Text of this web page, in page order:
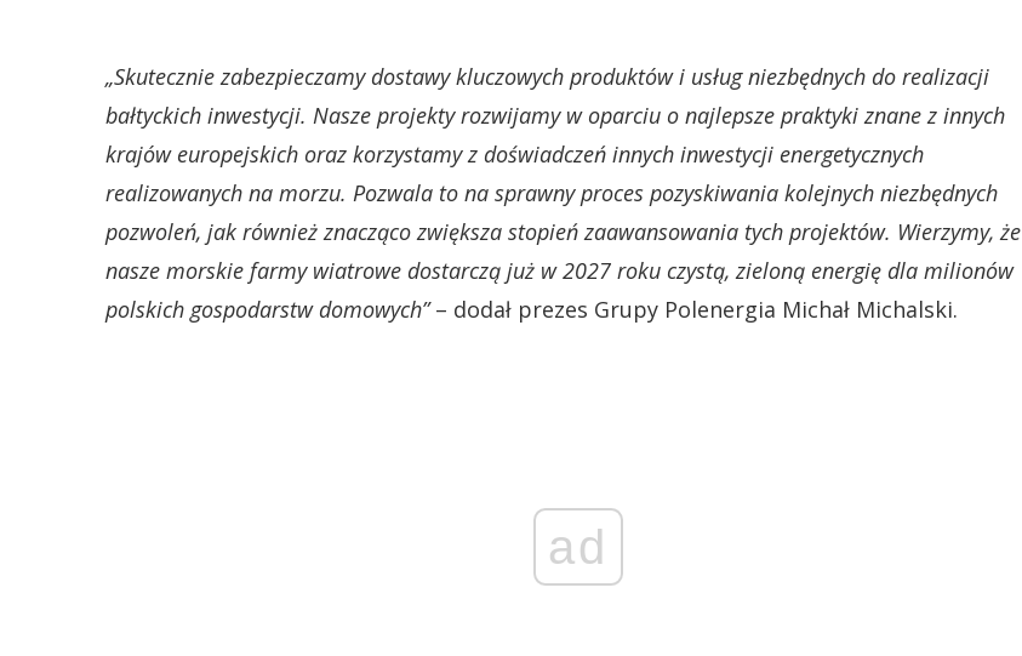
„Skutecznie zabezpieczamy dostawy kluczowych produktów i usług niezbędnych do realizacji
bałtyckich inwestycji. Nasze projekty rozwijamy w oparciu o najlepsze praktyki znane z innych
krajów europejskich oraz korzystamy z doświadczeń innych inwestycji energetycznych
realizowanych na morzu. Pozwala to na sprawny proces pozyskiwania kolejnych niezbędnych
pozwoleń, jak również znacząco zwiększa stopień zaawansowania tych projektów. Wierzymy, że
nasze morskie farmy wiatrowe dostarczą już w 2027 roku czystą, zieloną energię dla milionów
polskich gospodarstw domowych”– dodał prezes Grupy Polenergia Michał Michalski.
ad